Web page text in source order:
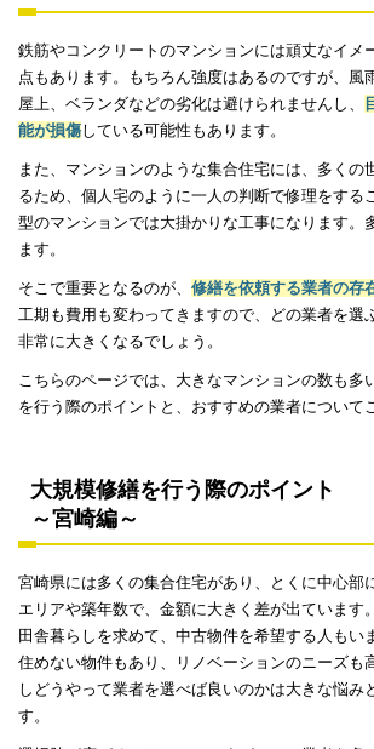
鉄筋やコンクリートのマンションには頑丈なイメ
点もあります。もちろん強度はあるのですが、風
屋上、ベランダなどの劣化は避けられませんし、
能が損傷している可能性もあります。
また、マンションのような集合住宅には、多くの
るため、個人宅のように一人の判断で修理をする
型のマンションでは大掛かりな工事になります。
ます。
そこで重要となるのが、 修繕を依頼する業者の存
工期も費用も変わってきますので、どの業者を選
非常に大きくなるでしょう。
こちらのページでは、大きなマンションの数も多
を行う際のポイントと、おすすめの業者について
大規模修繕を行う際のポイント
～宮崎編～
宮崎県には多くの集合住宅があり、とくに中心部
エリアや築年数で、金額に大きく差が出ています
田舎暮らしを求めて、中古物件を希望する人もい
住めない物件もあり、リノベーションのニーズも
しどうやって業者を選べば良いのかは大きな悩み
す。